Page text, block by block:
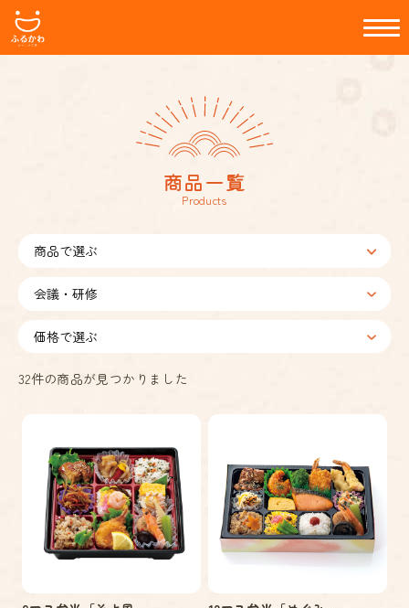
商品一覧
Products
32件の商品が見つかりました